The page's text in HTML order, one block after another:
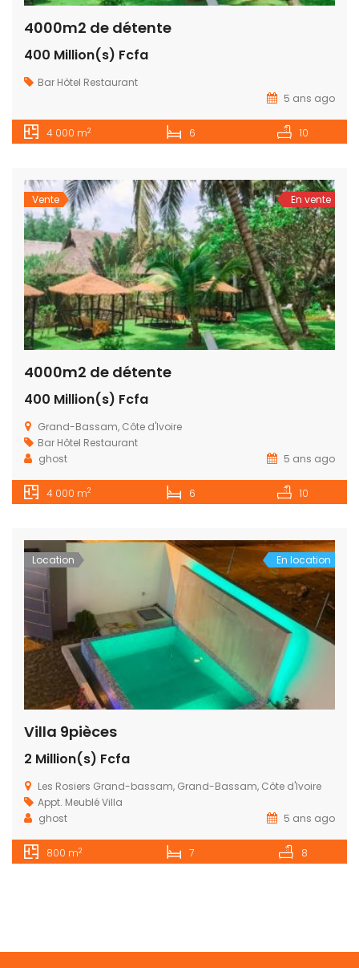
4000m2 de détente
400 Million(s) Fcfa
Bar Hôtel Restaurant
5 ans ago
4 000 m2 6 10
Vente En vente
4000m2 de détente
400 Million(s) Fcfa
Grand-Bassam, Côte d'Ivoire
Bar Hôtel Restaurant
ghost
5 ans ago
4 000 m2 6 10
Location En location
Villa 9pièces
2 Million(s) Fcfa
Les Rosiers Grand-bassam, Grand-Bassam, Côte d'Ivoire
Appt. MeubléVilla
ghost
5 ans ago
800 m2 7 8